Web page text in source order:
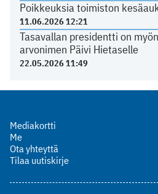
Poikkeuksia toimiston
11.06.2026 12:21
Tasavallan presidentti on
arvonimen Päivi Hietaselle
22.05.2026 11:49
Mediakortti
Me
Ota yhteyttä
Tilaa uutiskirje